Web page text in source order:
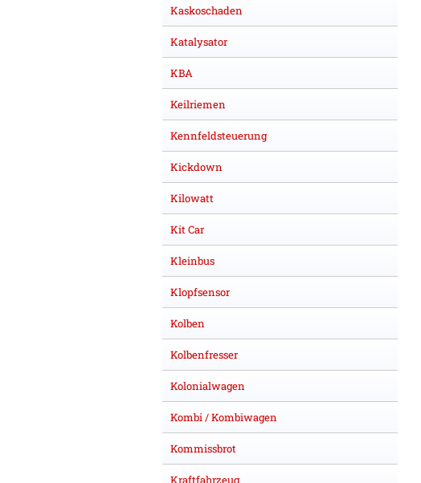
Kaskoschaden
Katalysator
KBA
Keilriemen
Kennfeldsteuerung
Kickdown
Kilowatt
Kit Car
Kleinbus
Klopfsensor
Kolben
Kolbenfresser
Kolonialwagen
Kombi / Kombiwagen
Kommissbrot
Kraftfahrzeug